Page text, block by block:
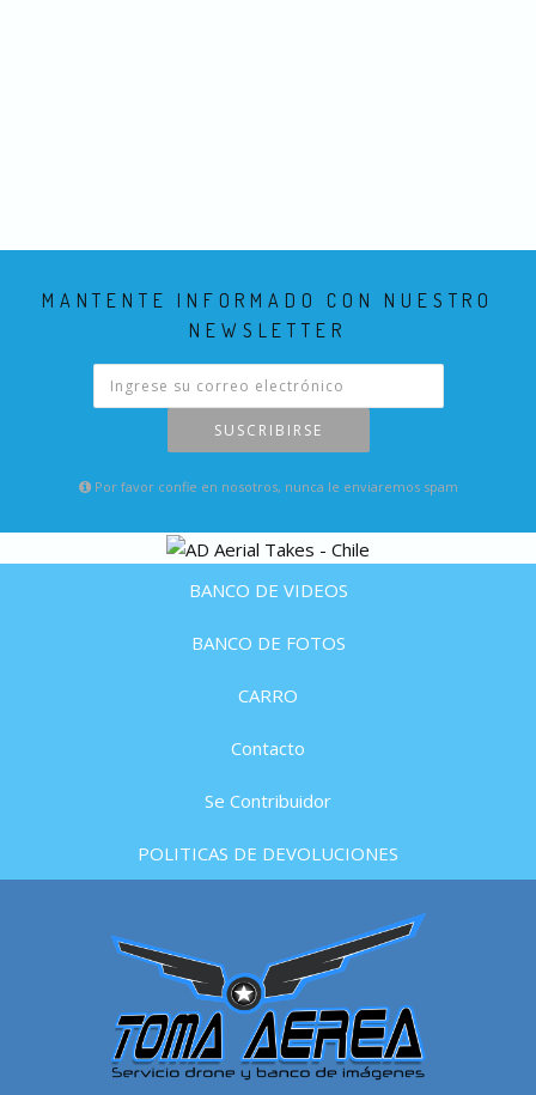
MANTENTE INFORMADO CON NUESTRO
NEWSLETTER
SUSCRIBIRSE
Por favor confie en nosotros, nunca le enviaremos spam
BANCO DE VIDEOS
BANCO DE FOTOS
CARRO
Contacto
Se Contribuidor
POLITICAS DE DEVOLUCIONES